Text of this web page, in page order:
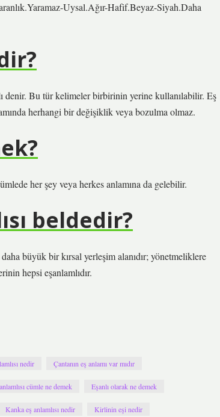
Uysal.Ağır-Hafif.Beyaz-Siyah.Daha
denir. Bu tür kelimeler birbirinin yerine kullanılabilir. Eş
herhangi bir değişiklik veya bozulma olmaz.
her şey veya herkes anlamına da gelebilir.
beldedir?
büyük bir kırsal yerleşim alanıdır; yönetmeliklere
hepsi eşanlamlıdır.
nedir Çantanın eş anlamı var mıdır
cümle ne demek Eşanlı olarak ne demek
Kanka eş anlamlısı nedir Kirlinin eşi nedir